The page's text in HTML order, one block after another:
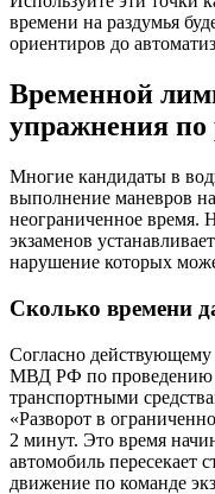
времени на раздумья
ориентиров до
Временной
упражнения
Многие кандидаты в
выполнение маневров
неограниченное время.
экзаменов
нарушение которых
Сколько времени
Согласно
МВД РФ по проведению
транспортными
«Разворот в
2 минут. Это время
автомобиль пересекает
движение по команде